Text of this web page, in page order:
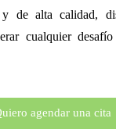
y de alta calidad,
cualquier
agendar una cita